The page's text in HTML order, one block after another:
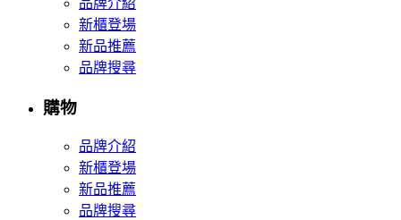
品牌介紹
新櫃登場
新品推薦
品牌搜尋
購物
品牌介紹
新櫃登場
新品推薦
品牌搜尋